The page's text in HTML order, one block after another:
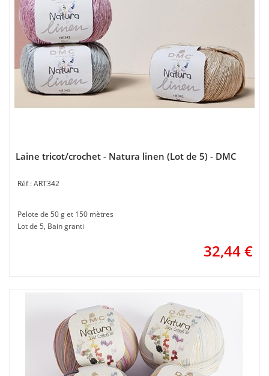
Laine tricot/crochet - Natura linen (Lot de 5) - DMC
ART342
Pelote de 50 g et 150 mètres
Lot de 5, Bain granti
32,44€